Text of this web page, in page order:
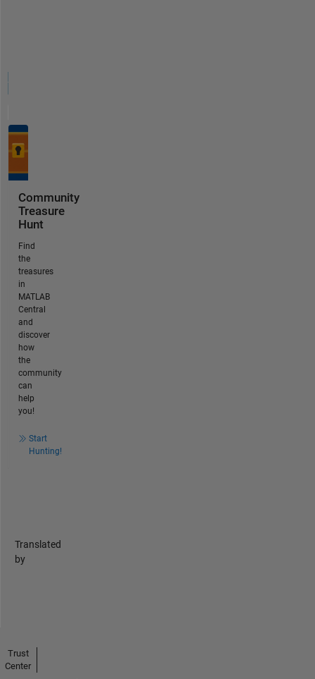
Community
Treasure
Hunt
Find
the
treasures
in
MATLAB
Central
and
discover
how
the
community
can
help
you!
Start
Hunting!
Translated
by
Trust
Center